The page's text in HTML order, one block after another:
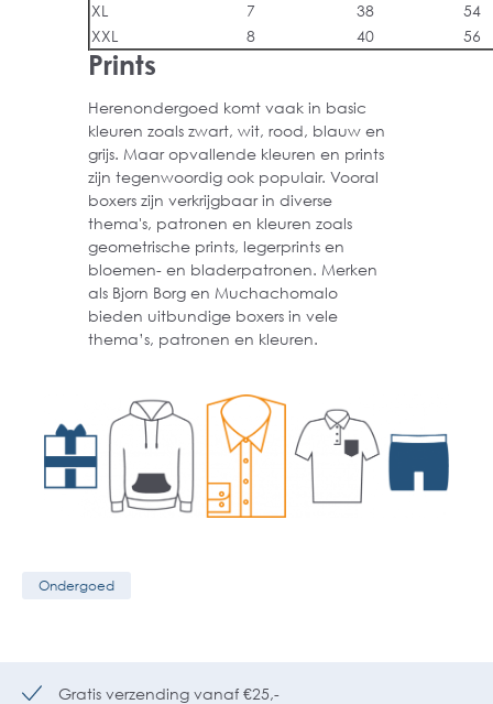
XL
7 38
54
XXL
8 40 56
Prints
Herenondergoed komt vaak in basic
kleuren zoals zwart, wit, rood, blauw en
grijs. Maar opvallende kleuren en prints
zijn tegenwoordig ook populair. Vooral
boxers zijn verkrijgbaar in diverse
thema's, patronen en kleuren zoals
geometrische prints, legerprints en
bloemen- en bladerpatronen. Merken
als Bjorn Borg en Muchachomalo
bieden uitbundige boxers in vele
thema’s, patronen en kleuren.
Ondergoed
Gratis verzending vanaf €25,-